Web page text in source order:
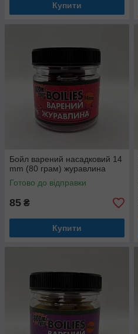
Купити
Бойл варений насадковий 14
mm (80 грам) журавлина
Готово до відправки
85 ₴
Купити